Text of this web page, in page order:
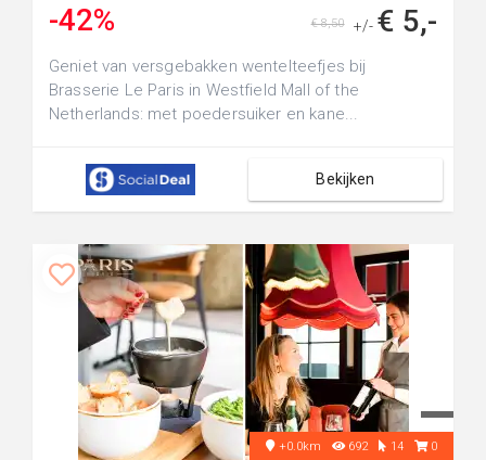
-42% +/- € 5,-
€ 8,50
Geniet van versgebakken wentelteefjes bij
Brasserie Le Paris in Westfield Mall of the
Netherlands: met poedersuiker en kane...
Bekijken
+0.0km 692 14 0